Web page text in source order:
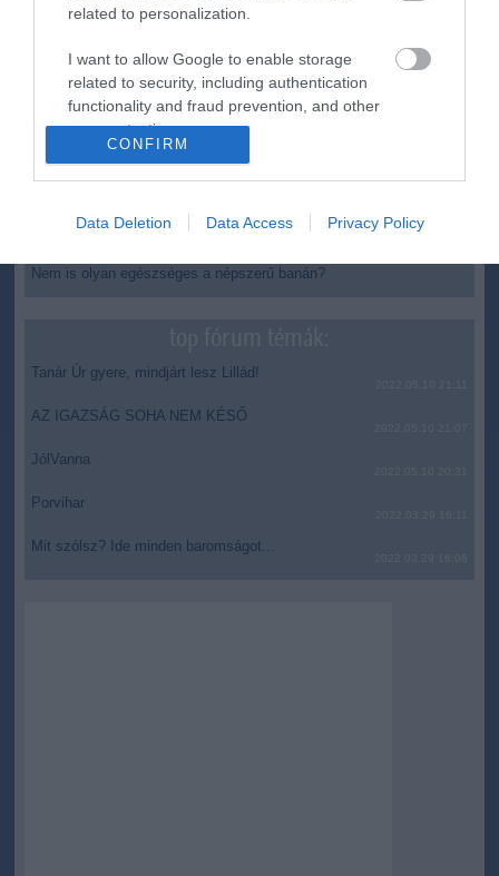
related to personalization.
I want to allow Google to enable storage
related to security, including authentication
functionality and fraud prevention, and other
user protection.
CONFIRM
Data Deletion Data Access Privacy Policy
A Tisza-frakció kezdeményezte, hogy jövő kedden legyen
Szomjazó gólyának adott inni egy férfi Tiszakécskénél -
megható pillanatot rögzített a kamera
Megható felvétel: elpusztult borját vitte magával egy
delfinanya
top cikkek:
Nem is olyan egészséges a népszerű banán?
Tanár Úr gyere, mindjárt lesz Lillád!
AZ IGAZSÁG SOHA NEM KÉSŐ
JólVanna
Porvihar
Mit szólsz? Ide minden baromságot...